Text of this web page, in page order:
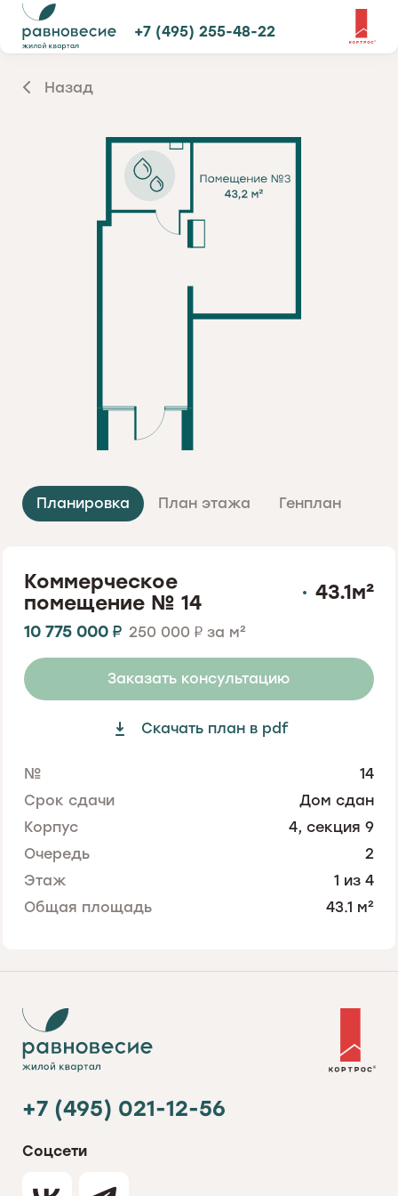
+7 (495) 255-48-22
Назад
Планировка План этажа Генплан
Коммерческое
помещение No. 14
43.1м²
10 775 000 ₽ 250 000 ₽ за м²
Заказать консультацию
Скачать план в pdf
No.
14
Срок сдачи
Дом сдан
Корпус
4, секция 9
Очередь
2
Этаж
1 из 4
Общая площадь
43.1 м²
+7 (495) 021-12-56
Соцсети